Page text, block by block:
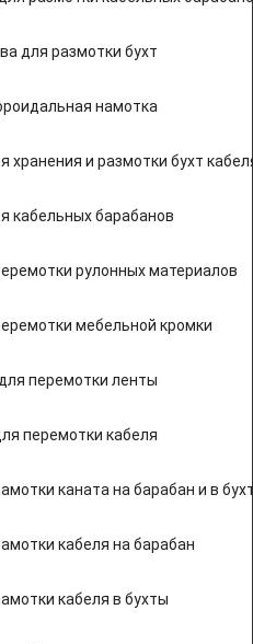
для размотки бухт
намотка
хранения и размотки бухт
кабельных барабанов
рулонных материалов
мебельной кромки
перемотки ленты
перемотки кабеля
каната на барабан и в
кабеля на барабан
кабеля в бухты